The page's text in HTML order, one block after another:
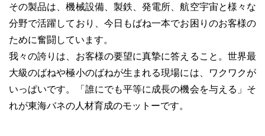
その製品は、機械設備、製鉄、発電所、航空宇宙と様々な
分野で活躍しており、今日もばね一本でお困りのお客様の
ために奮闘しています。
我々の誇りは、お客様の要望に真摯に答えること。世界最
大級のばねや極小のばねが生まれる現場には、ワクワクが
いっぱいです。「誰にでも平等に成長の機会を与える」そ
れが東海バネの人材育成のモットーです。